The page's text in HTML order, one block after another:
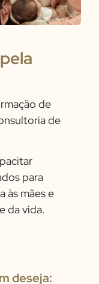
de
de
para
às mães e
da vida.
deseja: